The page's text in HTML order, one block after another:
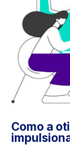
Como a